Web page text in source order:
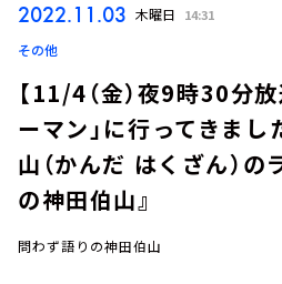
今日の番組表
2022.11.03 木曜日 14:31
その他
【11/4（金）夜9時30分放
ーマン」に行ってきまし
山（かんだ はくざん）の
の神田伯山』
問わず語りの神田伯山